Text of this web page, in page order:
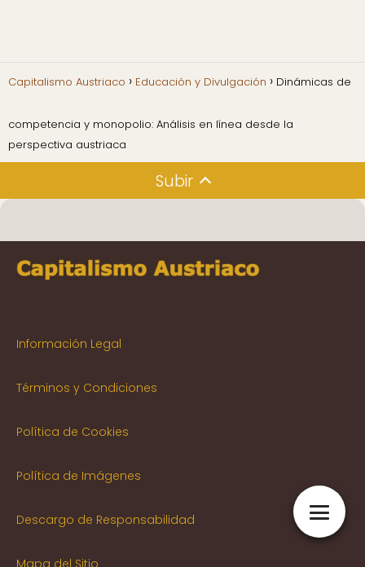
Capitalismo Austriaco Educación y Divulgación Dinámicas de
competencia y monopolio: Análisis en línea desde la
perspectiva austriaca
Subir
Información Legal
Términos y Condiciones
Política de Cookies
Política de Imágenes
Descargo de Responsabilidad
Mapa del Sitio